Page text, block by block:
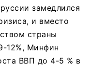
замедлился
и вместо
страны
12%, Минфин
ВВП до 4-5 % в